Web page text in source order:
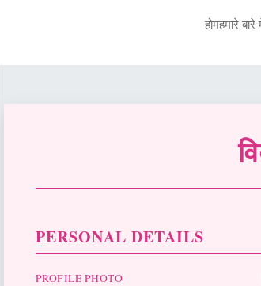
होमहमारे बारे
PERSONAL DETAILS
PROFILE PHOTO